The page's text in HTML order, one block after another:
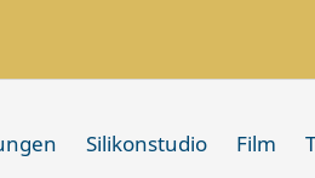
Silikonstudio Film